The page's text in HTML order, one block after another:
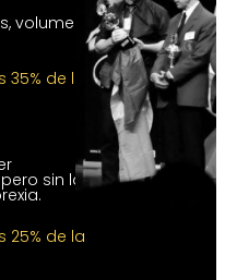
volumen
de la
sin la
25% de la